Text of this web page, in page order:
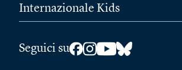
Internazionale Kids
Seguici su